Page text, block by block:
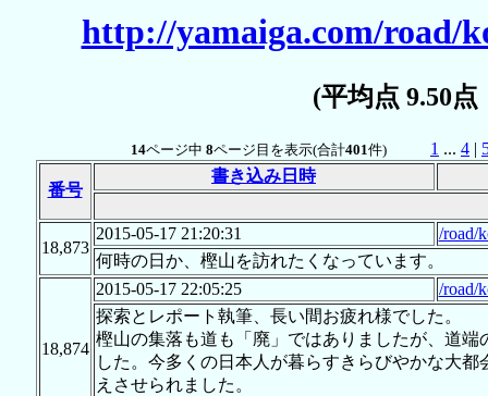
http://yamaiga.com/road/
(平均点 9.50
14ページ中 8ページ目を表示(合計401件) 1 ... 4 |
番号
書き込み日時
18,873
2015-05-17 21:20:31
/road/
何時の日か、樫山を訪れたくなっています。
18,874
2015-05-17 22:05:25
/road/
探索とレポート執筆、長い間お疲れ様でした。
樫山の集落も道も「廃」ではありましたが、道
した。今多くの日本人が暮らすきらびやかな大
えさせられました。